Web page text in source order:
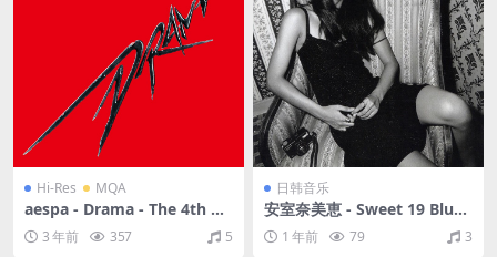
Hi-Res MQA
aespa - Drama - The 4th Mi
ni Album（2023/FLAC/分
轨/304M）(MQA/24bit/48k
3 年前 357 5
日韩音乐
安室奈美恵 - Sweet 19 Blues
（1996/FLAC/分轨/478M）
1 年前 79 3